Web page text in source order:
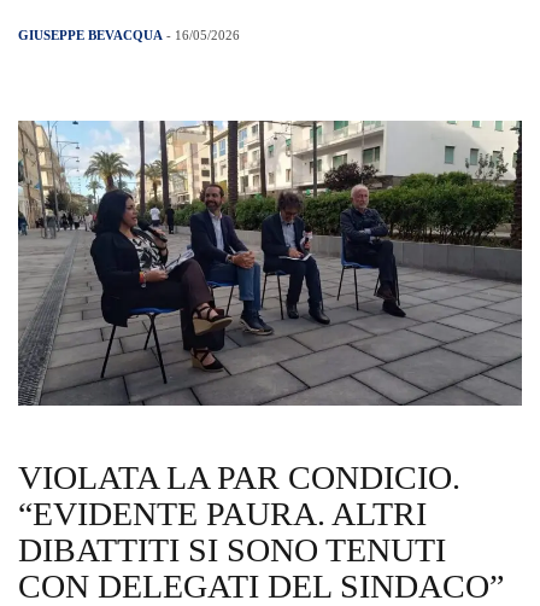
GIUSEPPE BEVACQUA - 16/05/2026
VIOLATA LA PAR CONDICIO.
“EVIDENTE PAURA. ALTRI
DIBATTITI SI SONO TENUTI
CON DELEGATI DEL SINDACO”